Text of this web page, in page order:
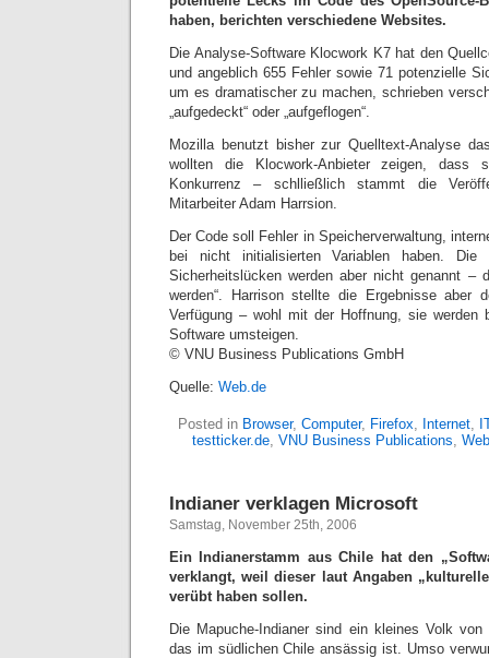
haben, berichten verschiedene Websites.
Die Analyse-Software Klocwork K7 hat den
und angeblich 655 Fehler sowie 71 potenzielle
um es dramatischer zu machen, schrieben
„aufgedeckt“ oder „aufgeflogen“.
Mozilla benutzt bisher zur Quelltext-Analyse
wollten die Klocwork-Anbieter zeigen,
Konkurrenz – schlließlich stammt die
Mitarbeiter Adam Harrsion.
Der Code soll Fehler in Speicherverwaltung,
bei nicht initialisierten Variablen haben. Die
Sicherheitslücken werden aber nicht genannt –
werden“. Harrison stellte die Ergebnisse aber
Verfügung – wohl mit der Hoffnung, sie werden
Software umsteigen.
© VNU Business Publications GmbH
Quelle: Web.de
Posted in Browser, Computer, Firefox, Internet,
testticker.de, VNU Business Publications,
Indianer verklagen Microsoft
Samstag, November 25th, 2006
Ein Indianerstamm aus Chile hat den
verklangt, weil dieser laut Angaben
verübt haben sollen.
Die Mapuche-Indianer sind ein kleines Volk von
das im südlichen Chile ansässig ist. Umso